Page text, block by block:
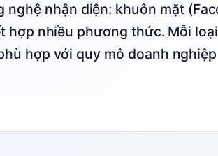
hợp nhiều phương thức. Mỗi loại
hợp với quy mô doanh nghiệp